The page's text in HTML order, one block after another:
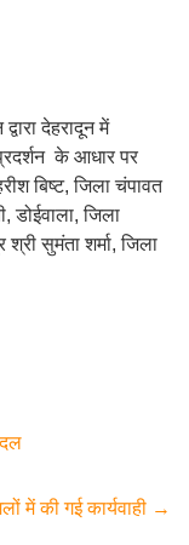
देहरादून में
के आधार पर
बिष्ट, जिला चंपावत
डोईवाला, जिला
सुमंता शर्मा, जिला
में की गई कार्यवाही →